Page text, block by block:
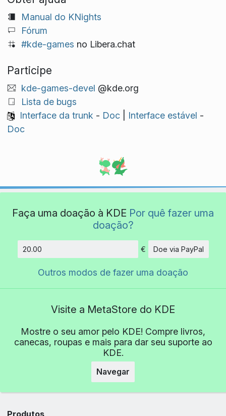
Manual do KNights
Fórum
#kde-games no Libera.chat
Participe
kde-games-devel @kde.org
Lista de bugs
Interface da trunk - Doc| Interface estável -
Doc
Faça uma doação à KDE Por quê fazer uma
doação?
Quantidade
€ Doe via PayPal
Outros modos de fazer uma doação
Visite a MetaStore do KDE
Mostre o seu amor pelo KDE! Compre livros,
canecas, roupas e mais para dar seu suporte ao
KDE.
Navegar
Produtos